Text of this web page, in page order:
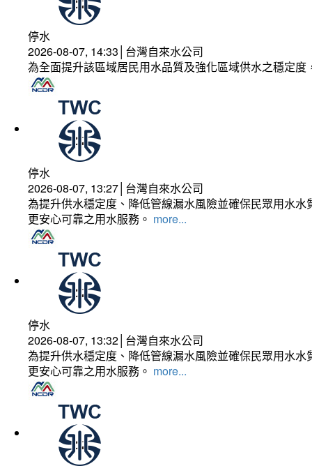
停水
2026-08-07, 14:33│台灣自來水公司
為全面提升該區域居民用水品質及強化區域供水之穩定
停水
2026-08-07, 13:27│台灣自來水公司
為提升供水穩定度、降低管線漏水風險並確保民眾用水
更安心可靠之用水服務。 more...
停水
2026-08-07, 13:32│台灣自來水公司
為提升供水穩定度、降低管線漏水風險並確保民眾用水
更安心可靠之用水服務。 more...